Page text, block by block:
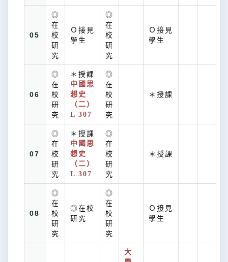
05
◎
在
校
研
究
Ｏ接見
學生
◎
在
校
研
究
Ｏ接見
學生
06
◎
在
校
研
究
＊授課
中國思
想史
（二）
L 307
◎
在
校
研
究
＊授課
07
◎
在
校
研
究
＊授課
中國思
想史
（二）
L 307
◎
在
校
研
究
＊授課
08
◎
在
校
研
究
◎在校
研究
◎
在
校
研
究
Ｏ接見
學生
大